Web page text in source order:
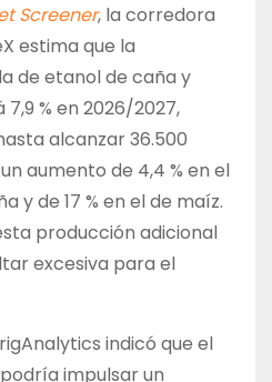
Screener, la corredora
estima que la
de etanol de caña y
% en 2026/2027,
alcanzar 36.500
aumento de 4,4 % en el
y de 17 % en el de maíz.
producción adicional
excesiva para el
indicó que el
impulsar un